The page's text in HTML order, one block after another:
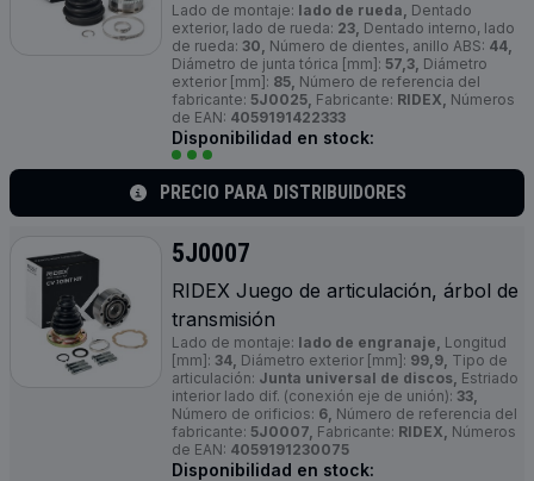
Lado de montaje: lado de rueda, Dentado
exterior, lado de rueda: 23, Dentado interno, lado
de rueda: 30, Número de dientes, anillo ABS: 44,
Diámetro de junta tórica [mm]: 57,3, Diámetro
exterior [mm]: 85, Número de referencia del
fabricante: 5J0025, Fabricante: RIDEX, Números
de EAN: 4059191422333
Disponibilidad en stock:
PRECIO PARA DISTRIBUIDORES
5J0007
RIDEX Juego de articulación, árbol de
transmisión
Lado de montaje: lado de engranaje, Longitud
[mm]: 34, Diámetro exterior [mm]: 99,9, Tipo de
articulación: Junta universal de discos, Estriado
interior lado dif. (conexión eje de unión): 33,
Número de orificios: 6, Número de referencia del
fabricante: 5J0007, Fabricante: RIDEX, Números
de EAN: 4059191230075
Disponibilidad en stock: